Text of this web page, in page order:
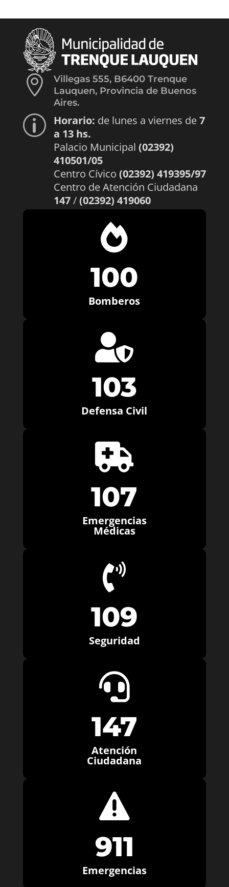

Villegas 555, B6400 Trenque
Lauquen, Provincia de Buenos
Aires.
p Horario: de lunes a viernes de7
a 13 hs.
Palacio Municipal (02392)
410501/05
Centro Cívico (02392) 419395/97
Centro de Atención Ciudadana
147/(02392) 419060

100
Bomberos

103
Defensa Civil

107
Emergencias
Médicas

109
Seguridad

147
Atención
Ciudadana

911
Emergencias